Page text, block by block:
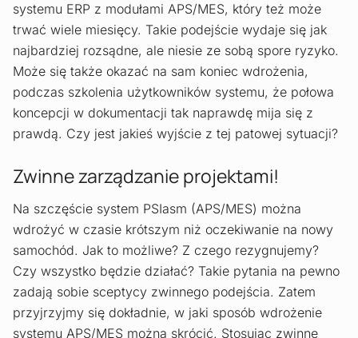
systemu ERP z modułami APS/MES, który też może
trwać wiele miesięcy. Takie podejście wydaje się jak
najbardziej rozsądne, ale niesie ze sobą spore ryzyko.
Może się także okazać na sam koniec wdrożenia,
podczas szkolenia użytkowników systemu, że połowa
koncepcji w dokumentacji tak naprawdę mija się z
prawdą. Czy jest jakieś wyjście z tej patowej sytuacji?
Zwinne zarządzanie projektami!
Na szczęście system PSIasm (APS/MES) można
wdrożyć w czasie krótszym niż oczekiwanie na nowy
samochód. Jak to możliwe? Z czego rezygnujemy?
Czy wszystko będzie działać? Takie pytania na pewno
zadają sobie sceptycy zwinnego podejścia. Zatem
przyjrzyjmy się dokładnie, w jaki sposób wdrożenie
systemu APS/MES można skrócić. Stosując zwinne